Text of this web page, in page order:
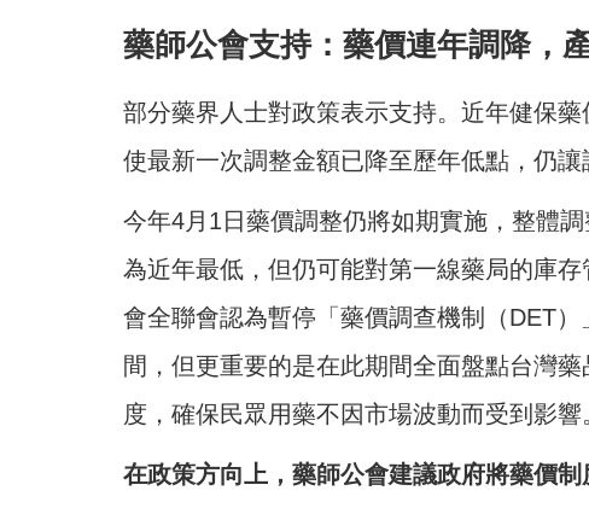
藥師公會支持：藥價連年調降，
部分藥界人士對政策表示支持。近年健保
使最新一次調整金額已降至歷年低點，仍讓
今年4月1日藥價調整仍將如期實施，整體
為近年最低，但仍可能對第一線藥局的庫
會全聯會認為暫停「藥價調查機制（DET
間，但更重要的是在此期間全面盤點台灣
度，確保民眾用藥不因市場波動而受到影響
在政策方向上，藥師公會建議政府將藥價